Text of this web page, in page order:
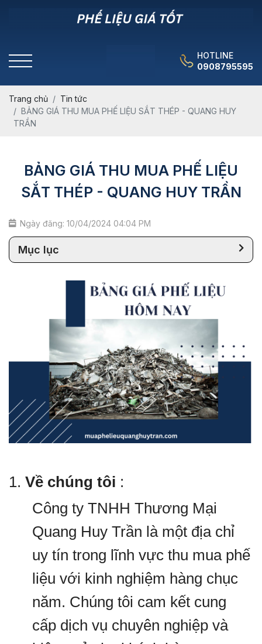
HOTLINE
0908795595
Trang chủ
Tin tức
BẢNG GIÁ THU MUA PHẾ LIỆU SẮT THÉP - QUANG HUY
TRẦN
BẢNG GIÁ THU MUA PHẾ LIỆU
SẮT THÉP - QUANG HUY TRẦN
Ngày đăng: 10/04/2024 04:04 PM
Mục lục
1. Về chúng tôi :
Công ty TNHH Thương Mại
Quang Huy Trần là một địa chỉ
uy tín trong lĩnh vực thu mua phế
liệu với kinh nghiệm hàng chục
năm. Chúng tôi cam kết cung
cấp dịch vụ chuyên nghiệp và